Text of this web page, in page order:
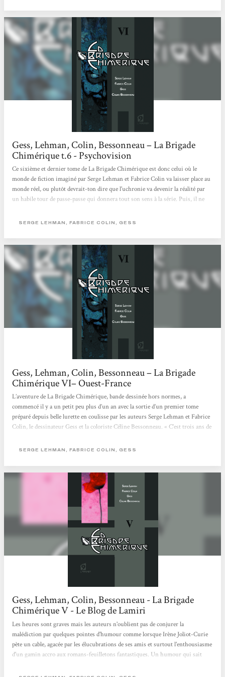
librairies dans un flash lumineux. À cheval des deux côtés...
Gess, Lehman, Colin, Bessonneau – La Brigade
Chimérique t.6 - Psychovision
Ce sixième et dernier tome de La Brigade Chimérique est donc celui où le
monde de fiction imaginé par Serge Lehman et Fabrice Colin va laisser place au
monde réel, ou plutôt devrait-ton dire que l'uchronie va devenir la réalité par
un habile tour de passe-passe qui donnera tout son sens à la série. Puis, il ne
contient déjà beaucoup, même si la dernière n'est logiquement que le retour à la
super-héros européens. Et...
SERGE LEHMAN, FABRICE COLIN, GESS
Gess, Lehman, Colin, Bessonneau – La Brigade
Chimérique VI– Ouest-France
L’aventure de La Brigade Chimérique, bande dessinée hors normes, a
commencé il y a un petit peu plus d’un an avec la sortie d’un premier tome
préparé depuis belle lurette en coulisse par les auteurs Serge Lehman et Fabrice
Colin, le dessinateur Gess et la coloriste Céline Bessonneau. « C’est trois ans de
Gess à l’occasion de la sortie du 6e et dernier tome. Son attachement au projet se
légendes,...
SERGE LEHMAN, FABRICE COLIN, GESS
Gess, Lehman, Colin, Bessonneau - La Brigade
Chimérique V - Le Blog de Lamiri
Les heures sont graves mais les auteurs n'oublient pas de conjurer la
malédiction par quelques pointes d'humour comme lorsque Irène Joliot-Curie
pète un cable, agacée par les élucubrations de ses amis et surtout l'enthousiasme
d'un gamin accro aux romans-feuilletons fantastiques. Un humour qui sait
séance au club de l'Hypermonde permet de réunir quelques hautes figures de la